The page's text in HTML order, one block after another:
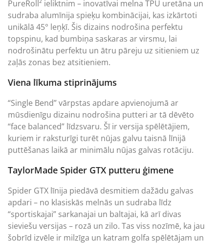
PureRoll² ieliktnim – inovatīvai melna TPU uretāna un
sudraba alumīnija spieķu kombinācijai, kas izkārtoti
unikālā 45° leņķī. Šis dizains nodrošina perfektu
topspinu, kad bumbiņa saskaras ar virsmu, lai
nodrošinātu perfektu un ātru pāreju uz sitieniem uz
zaļās zonas bez atsitieniem.
Viena līkuma stiprinājums
“Single Bend” vārpstas apdare apvienojumā ar
mūsdienīgu dizainu nodrošina putteri ar tā dēvēto
“face balanced” līdzsvaru. Šī ir versija spēlētājiem,
kuriem ir raksturīgi turēt nūjas galvu taisnā līnijā
puttēšanas laikā ar minimālu nūjas galvas rotāciju.
TaylorMade Spider GTX putteru ģimene
Spider GTX līnija piedāvā desmitiem dažādu galvas
apdari – no klasiskās melnās un sudraba līdz
“sportiskajai” sarkanajai un baltajai, kā arī divas
sieviešu versijas – rozā un zilo. Tas viss nozīmē, ka jau
šobrīd izvēle ir milzīga un katram golfa spēlētājam un